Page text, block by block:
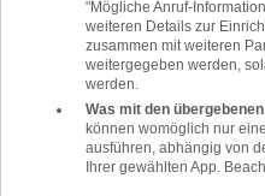
"Mögliche Anruf-
weiteren Details zur
zusammen mit weiteren
weitergegeben werden,
werden.
Was mit den
können womöglich nur
ausführen, abhängig von
Ihrer gewählten App.